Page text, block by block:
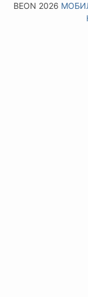
BEON 2026